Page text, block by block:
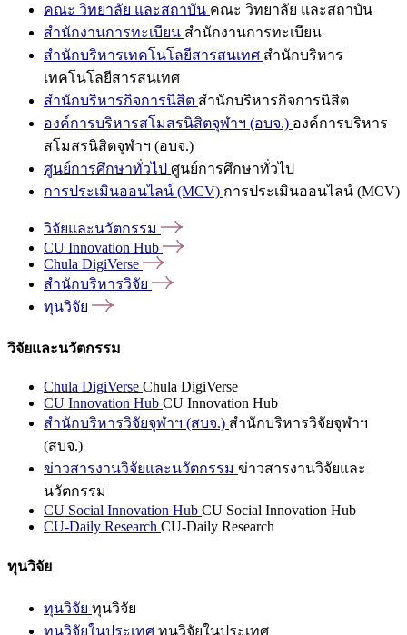
คณะ วิทยาลัย และสถาบัน คณะ วิทยาลัย และสถาบัน
สำนักงานการทะเบียน สำนักงานการทะเบียน
สำนักบริหารเทคโนโลยีสารสนเทศ สำนักบริหาร
เทคโนโลยีสารสนเทศ
สำนักบริหารกิจการนิสิต สำนักบริหารกิจการนิสิต
องค์การบริหารสโมสรนิสิตจุฬาฯ (อบจ.) องค์การบริหาร
สโมสรนิสิตจุฬาฯ (อบจ.)
ศูนย์การศึกษาทั่วไป ศูนย์การศึกษาทั่วไป
การประเมินออนไลน์ (MCV) การประเมินออนไลน์ (MCV)
วิจัยและนวัตกรรม
CU Innovation Hub
Chula DigiVerse
สำนักบริหารวิจัย
ทุนวิจัย
วิจัยและนวัตกรรม
Chula DigiVerse Chula DigiVerse
CU Innovation Hub CU Innovation Hub
สำนักบริหารวิจัยจุฬาฯ (สบจ.) สำนักบริหารวิจัยจุฬาฯ
(สบจ.)
ข่าวสารงานวิจัยและนวัตกรรม ข่าวสารงานวิจัยและ
นวัตกรรม
CU Social Innovation Hub CU Social Innovation Hub
CU-Daily Research CU-Daily Research
ทุนวิจัย
ทุนวิจัย ทุนวิจัย
ทุนวิจัยในประเทศ ทุนวิจัยในประเทศ